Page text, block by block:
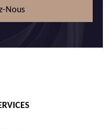
Nous